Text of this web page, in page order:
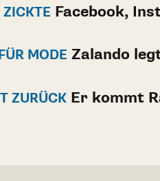
Facebook,
MODE Zalando
ZURÜCK Er kommt